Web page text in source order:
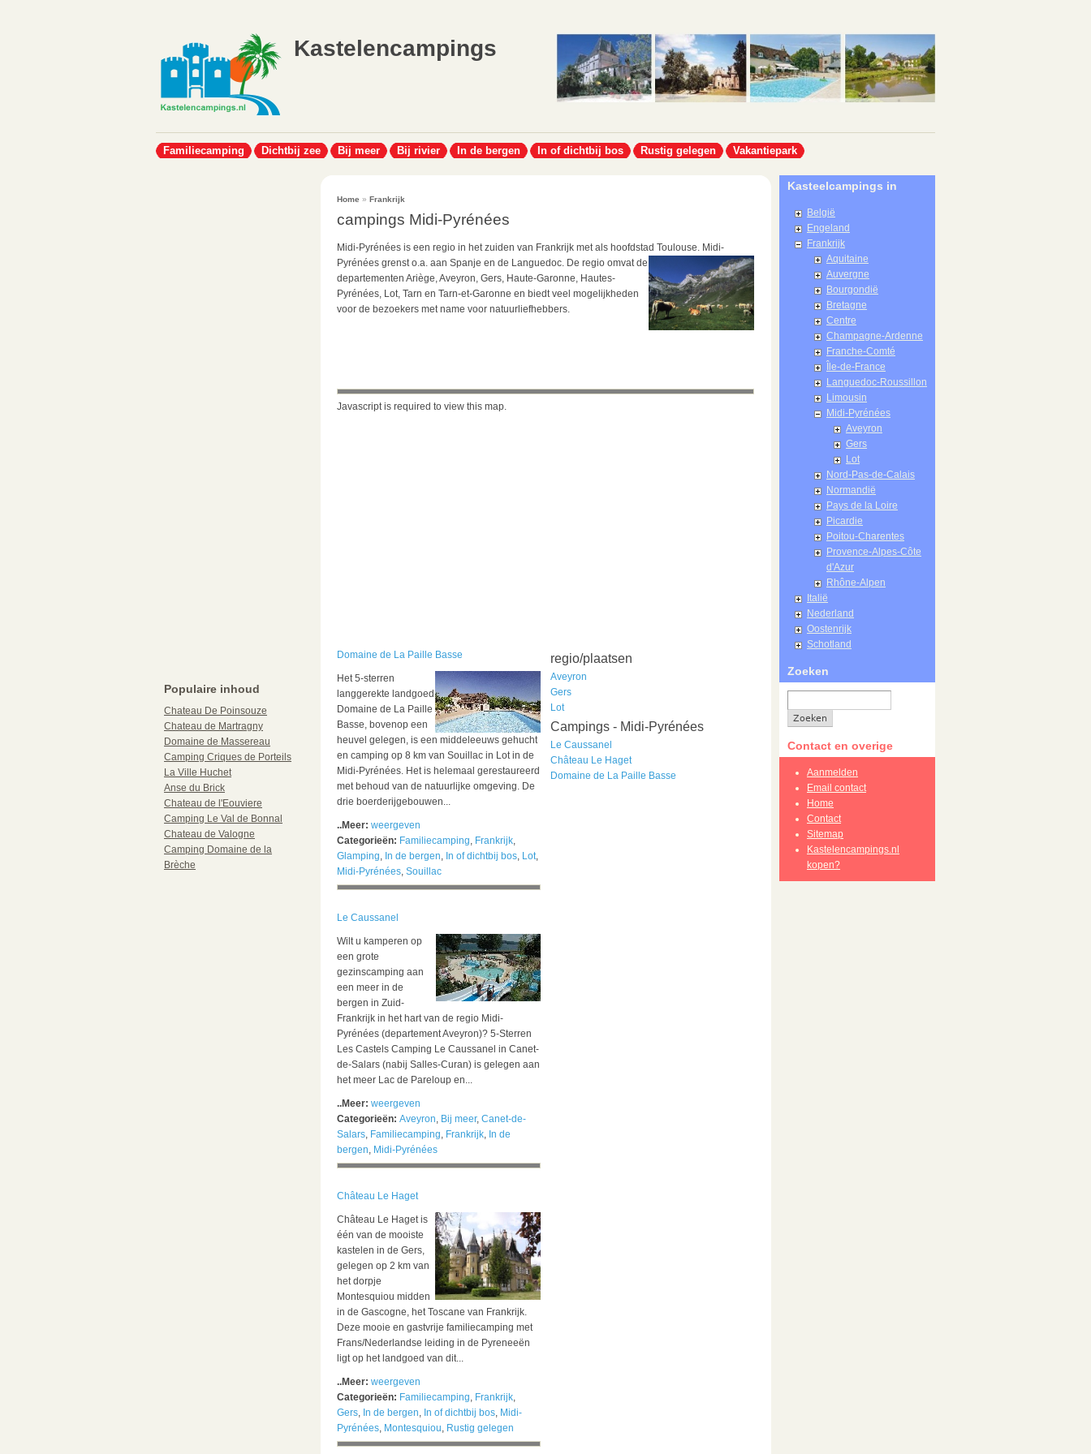
Kastelencampings
Familiecamping Dichtbij zee Bij meer Bij rivier In de bergen In of dichtbij bos Rustig gelegen Vakantiepark
Populaire inhoud
Chateau De Poinsouze
Chateau de Martragny
Domaine de Massereau
Camping Criques de Porteils
La Ville Huchet
Anse du Brick
Chateau de l'Eouviere
Camping Le Val de Bonnal
Chateau de Valogne
Camping Domaine de la
Brèche
Home » Frankrijk
campings Midi-Pyrénées
Midi-Pyrénées is een regio in het zuiden van Frankrijk met als hoofdstad Toulouse. Midi-
Pyrénées grenst o.a. aan Spanje en de Languedoc. De regio omvat de
departementen Ariège, Aveyron, Gers, Haute-Garonne, Hautes-
Pyrénées, Lot, Tarn en Tarn-et-Garonne en biedt veel mogelijkheden
voor de bezoekers met name voor natuurliefhebbers.
Javascript is required to view this map.
Domaine de La Paille Basse
Het 5-sterren
langgerekte landgoed
Domaine de La Paille
Basse, bovenop een
heuvel gelegen, is een middeleeuws gehucht
en camping op 8 km van Souillac in Lot in de
Midi-Pyrénées. Het is helemaal gerestaureerd
met behoud van de natuurlijke omgeving. De
drie boerderijgebouwen...
..Meer: weergeven
Categorieën: Familiecamping, Frankrijk,
Glamping, In de bergen, In of dichtbij bos, Lot,
Midi-Pyrénées, Souillac
Le Caussanel
Wilt u kamperen op
een grote
gezinscamping aan
een meer in de
bergen in Zuid-
Frankrijk in het hart van de regio Midi-
Pyrénées (departement Aveyron)? 5-Sterren
Les Castels Camping Le Caussanel in Canet-
de-Salars (nabij Salles-Curan) is gelegen aan
het meer Lac de Pareloup en...
..Meer: weergeven
Categorieën: Aveyron, Bij meer, Canet-de-
Salars, Familiecamping, Frankrijk, In de
bergen, Midi-Pyrénées
Château Le Haget
Château Le Haget is
één van de mooiste
kastelen in de Gers,
gelegen op 2 km van
het dorpje
Montesquiou midden
in de Gascogne, het Toscane van Frankrijk.
Deze mooie en gastvrije familiecamping met
Frans/Nederlandse leiding in de Pyreneeën
ligt op het landgoed van dit...
..Meer: weergeven
Categorieën: Familiecamping, Frankrijk,
Gers, In de bergen, In of dichtbij bos, Midi-
Pyrénées, Montesquiou, Rustig gelegen
regio/plaatsen
Aveyron
Gers
Lot
Campings - Midi-Pyrénées
Le Caussanel
Château Le Haget
Domaine de La Paille Basse
Kasteelcampings in
België
Engeland
Frankrijk
Aquitaine
Auvergne
Bourgondië
Bretagne
Centre
Champagne-Ardenne
Franche-Comté
Île-de-France
Languedoc-Roussillon
Limousin
Midi-Pyrénées
Aveyron
Gers
Lot
Nord-Pas-de-Calais
Normandië
Pays de la Loire
Picardie
Poitou-Charentes
Provence-Alpes-Côte
d'Azur
Rhône-Alpen
Italië
Nederland
Oostenrijk
Schotland
Zoeken
Contact en overige
Aanmelden
Email contact
Home
Contact
Sitemap
Kastelencampings.nl
kopen?